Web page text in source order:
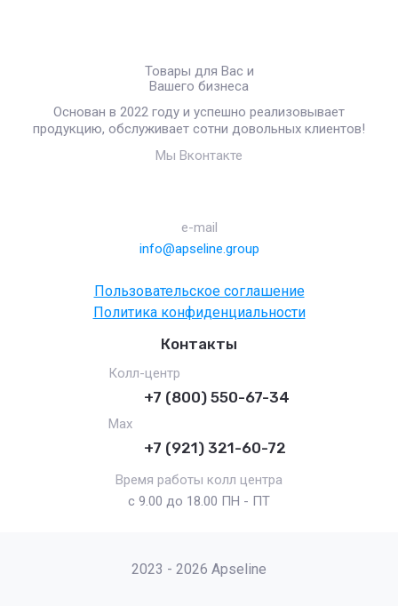
Товары для Вас и
Вашего бизнеса
Основан в 2022 году и успешно реализовывает
продукцию, обслуживает сотни довольных клиентов!
Мы Вконтакте
e-mail
info@apseline.group
Пользовательское соглашение
Политика конфиденциальности
Контакты
Колл-центр
+7 (800) 550-67-34
Max
+7 (921) 321-60-72
Время работы колл центра
с 9.00 до 18.00 ПН - ПТ
2023 - 2026 Apseline